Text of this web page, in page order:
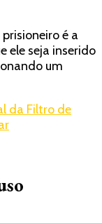
é a
ele seja inserido
um
da Filtro de